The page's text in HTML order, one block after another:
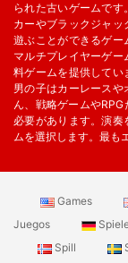
られた古いゲームで
カーやブラックジャ
遊ぶことができるゲ
マルチプレイヤーゲ
料ゲームを提供してい
男の子はカーレース
ん、戦略ゲームや
必要があります。演
ムを選択します。最も
Games
Juegos
Spill